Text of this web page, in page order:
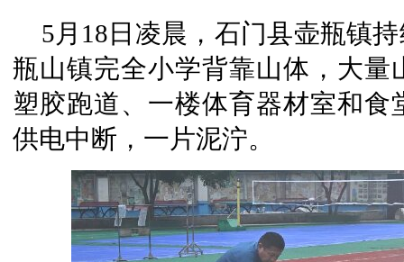
5月18日凌晨，石门县壶瓶镇
瓶山镇完全小学背靠山体，大
塑胶跑道、一楼体育器材室和
供电中断，一片泥泞。